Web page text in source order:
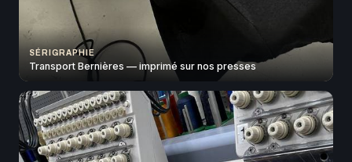
SÉRIGRAPHIE
Transport Bernières — imprimé sur nos presses